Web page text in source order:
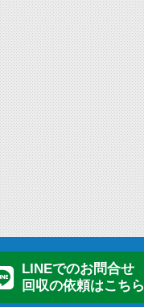
LINEでのお問合せ
回収の依頼はこちら